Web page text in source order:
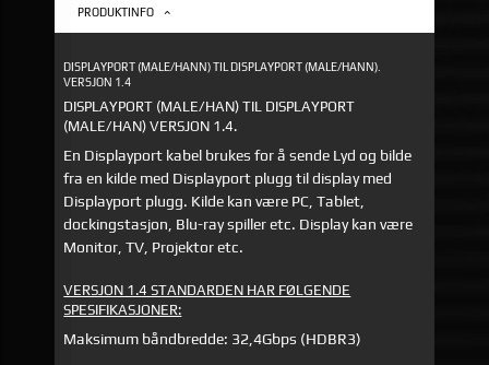
PRODUKTINFO
DISPLAYPORT (MALE/HANN) TIL DISPLAYPORT (MALE/HANN).
VERSJON 1.4
DISPLAYPORT (MALE/HAN) TIL DISPLAYPORT
(MALE/HAN) VERSJON 1.4.
En Displayport kabel brukes for å sende Lyd og bilde
fra en kilde med Displayport plugg til display med
Displayport plugg. Kilde kan være PC, Tablet,
dockingstasjon, Blu-ray spiller etc. Display kan være
Monitor, TV, Projektor etc.
VERSJON 1.4 STANDARDEN HAR FØLGENDE
SPESIFIKASJONER:
Maksimum båndbredde: 32,4Gbps (HDBR3)